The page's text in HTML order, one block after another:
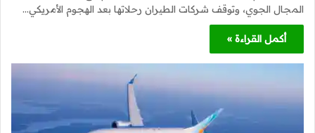
المجال الجوي، وتوقف شركات الطيران رحلاتها بعد الهجوم الأمريكي…
أكمل القراءة »